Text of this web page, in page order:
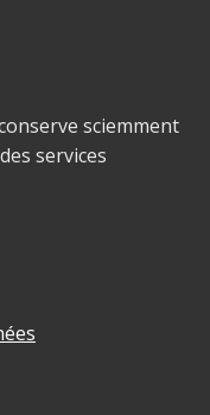
sciemment
services